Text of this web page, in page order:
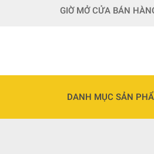
GIỜ MỞ CỬA BÁN
DANH MỤC SẢN